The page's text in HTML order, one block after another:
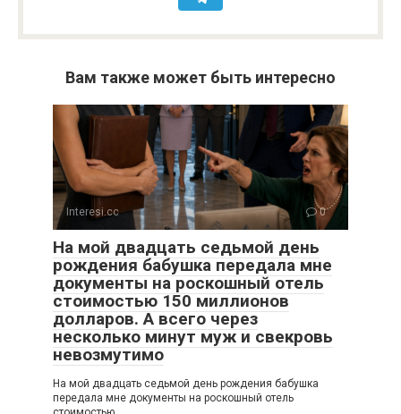
Вам также может быть интересно
Interesi.cc 0
На мой двадцать седьмой день
рождения бабушка передала мне
документы на роскошный отель
стоимостью 150 миллионов
долларов. А всего через
несколько минут муж и свекровь
невозмутимо
На мой двадцать седьмой день рождения бабушка
передала мне документы на роскошный отель